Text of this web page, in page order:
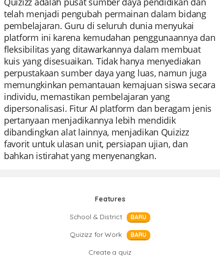
telah menjadi pengubah permainan dalam bidang
pembelajaran. Guru di seluruh dunia menyukai
platform ini karena kemudahan penggunaannya dan
fleksibilitas yang ditawarkannya dalam membuat
kuis yang disesuaikan. Tidak hanya menyediakan
perpustakaan sumber daya yang luas, namun juga
memungkinkan pemantauan kemajuan siswa secara
individu, memastikan pembelajaran yang
dipersonalisasi. Fitur AI platform dan beragam jenis
pertanyaan menjadikannya lebih mendidik
dibandingkan alat lainnya, menjadikan Quizizz
favorit untuk ulasan unit, persiapan ujian, dan
bahkan istirahat yang menyenangkan.
Features
School & District
BARU
Quizizz for Work BARU
Create a quiz